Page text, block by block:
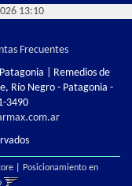
13:10
Frecuentes
| Remedios de
Río Negro - Patagonia -
3490
|
Posicionamiento en